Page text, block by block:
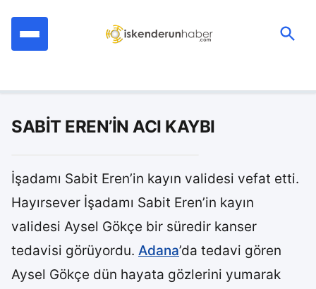
SABİT EREN’İN ACI KAYBI
İşadamı Sabit Eren’in kayın validesi vefat etti.
Hayırsever İşadamı Sabit Eren’in kayın
validesi Aysel Gökçe bir süredir kanser
tedavisi görüyordu. Adana’da tedavi gören
Aysel Gökçe dün hayata gözlerini yumarak